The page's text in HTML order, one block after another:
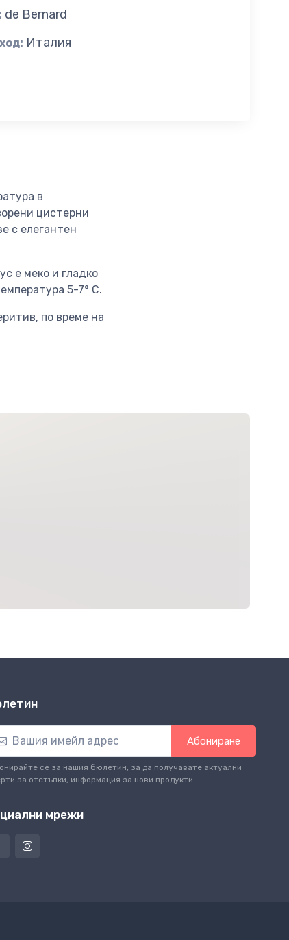
de Bernard
Италия
в
цистерни
с елегантен
е меко и гладко
5-7° C.
по време на
Абониране
се за нашия бюлетин, за да получавате актуални
за отстъпки, информация за нови продукти.
мрежи